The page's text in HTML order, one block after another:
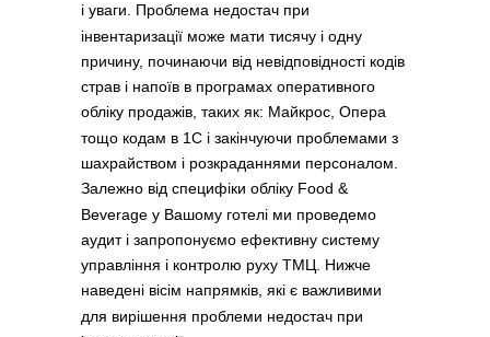
і уваги. Проблема недостач при
інвентаризації може мати тисячу і одну
причину, починаючи від невідповідності кодів
страв і напоїв в програмах оперативного
обліку продажів, таких як: Майкрос, Опера
тощо кодам в 1С і закінчуючи проблемами з
шахрайством і розкраданнями персоналом.
Залежно від специфіки обліку Food &
Beverage у Вашому готелі ми проведемо
аудит і запропонуємо ефективну систему
управління і контролю руху ТМЦ. Нижче
наведені вісім напрямків, які є важливими
для вирішення проблеми недостач при